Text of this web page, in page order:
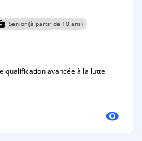
Sénior (à partir de 10 ans)
qualification avancée à la lutte
visibility